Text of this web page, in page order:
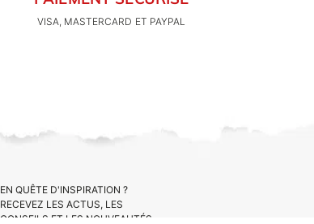
VISA, MASTERCARD ET PAYPAL
EN QUÊTE D'INSPIRATION ?
RECEVEZ LES ACTUS, LES
CONSEILS ET LES NOUVEAUTÉS